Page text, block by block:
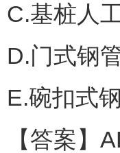
C.基桩人
D.门式钢
E.碗扣式
【答案】